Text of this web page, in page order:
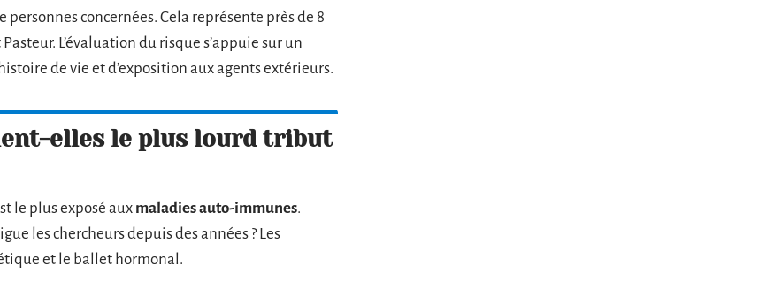
concernées. Cela représente près de 8
L’évaluation du risque s’appuie sur un
de vie et d’exposition aux agents extérieurs.
elles le plus lourd tribut
le plus exposé aux maladies auto-immunes.
les chercheurs depuis des années ? Les
et le ballet hormonal.